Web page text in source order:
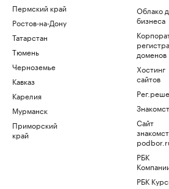
Пермский край
Ростов-на-Дону
Татарстан
Тюмень
Черноземье
Кавказ
Карелия
Мурманск
Приморский
край
Облако
бизнеса
доменов
Хостинг
сайтов
Сайт
РБК
РБК